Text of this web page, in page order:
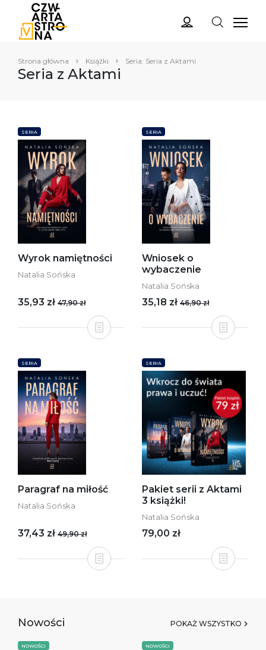
Strona główna Książki Seria: Seria z Aktami
Seria z Aktami
SERIA
Wyrok namiętności
Natalia Sońska
35,93 zł 47,90 zł
SERIA
Wniosek o
wybaczenie
Natalia Sońska
35,18 zł 46,90 zł
SERIA
Paragraf na miłość
Natalia Sońska
37,43 zł 49,90 zł
SERIA
Pakiet serii z Aktami
3 książki!
Natalia Sońska
79,00 zł
Nowości POKAŻ WSZYSTKO
NOWOŚCI NOWOŚCI